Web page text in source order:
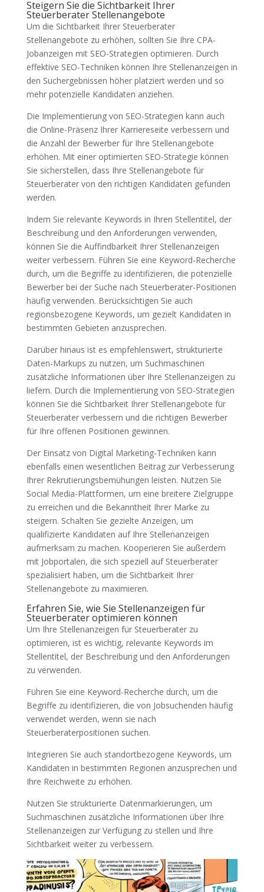
Steigern Sie die Sichtbarkeit Ihrer
Steuerberater Stellenangebote
Um die Sichtbarkeit Ihrer Steuerberater
Stellenangebote zu erhöhen, sollten Sie Ihre CPA-
Jobanzeigen mit SEO-Strategien optimieren. Durch
effektive SEO-Techniken können Ihre Stellenanzeigen in
den Suchergebnissen höher platziert werden und so
mehr potenzielle Kandidaten anziehen.
Die Implementierung von SEO-Strategien kann auch
die Online-Präsenz Ihrer Karriereseite verbessern und
die Anzahl der Bewerber für Ihre Stellenangebote
erhöhen. Mit einer optimierten SEO-Strategie können
Sie sicherstellen, dass Ihre Stellenangebote für
Steuerberater von den richtigen Kandidaten gefunden
werden.
Indem Sie relevante Keywords in Ihren Stellentitel, der
Beschreibung und den Anforderungen verwenden,
können Sie die Auffindbarkeit Ihrer Stellenanzeigen
weiter verbessern. Führen Sie eine Keyword-Recherche
durch, um die Begriffe zu identifizieren, die potenzielle
Bewerber bei der Suche nach Steuerberater-Positionen
häufig verwenden. Berücksichtigen Sie auch
regionsbezogene Keywords, um gezielt Kandidaten in
bestimmten Gebieten anzusprechen.
Darüber hinaus ist es empfehlenswert, strukturierte
Daten-Markups zu nutzen, um Suchmaschinen
zusätzliche Informationen über Ihre Stellenanzeigen zu
liefern. Durch die Implementierung von SEO-Strategien
können Sie die Sichtbarkeit Ihrer Stellenangebote für
Steuerberater verbessern und die richtigen Bewerber
für Ihre offenen Positionen gewinnen.
Der Einsatz von Digital Marketing-Techniken kann
ebenfalls einen wesentlichen Beitrag zur Verbesserung
Ihrer Rekrutierungsbemühungen leisten. Nutzen Sie
Social Media-Plattformen, um eine breitere Zielgruppe
zu erreichen und die Bekanntheit Ihrer Marke zu
steigern. Schalten Sie gezielte Anzeigen, um
qualifizierte Kandidaten auf Ihre Stellenanzeigen
aufmerksam zu machen. Kooperieren Sie außerdem
mit Jobportalen, die sich speziell auf Steuerberater
spezialisiert haben, um die Sichtbarkeit Ihrer
Stellenangebote zu maximieren.
Erfahren Sie, wie Sie Stellenanzeigen für
Steuerberater optimieren können
Um Ihre Stellenanzeigen für Steuerberater zu
optimieren, ist es wichtig, relevante Keywords im
Stellentitel, der Beschreibung und den Anforderungen
zu verwenden.
Führen Sie eine Keyword-Recherche durch, um die
Begriffe zu identifizieren, die von Jobsuchenden häufig
verwendet werden, wenn sie nach
Steuerberaterpositionen suchen.
Integrieren Sie auch standortbezogene Keywords, um
Kandidaten in bestimmten Regionen anzusprechen und
Ihre Reichweite zu erhöhen.
Nutzen Sie strukturierte Datenmarkierungen, um
Suchmaschinen zusätzliche Informationen über Ihre
Stellenanzeigen zur Verfügung zu stellen und Ihre
Sichtbarkeit weiter zu verbessern.